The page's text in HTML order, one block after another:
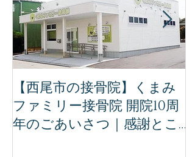
【西尾市の接骨院】くまみ
ファミリー接骨院 開院10周
年のごあいさつ｜感謝とこ